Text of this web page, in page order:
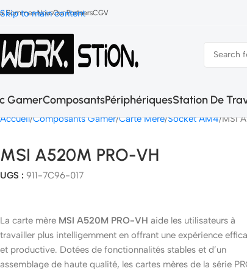
Skip to main content
Sommes NousOur PartnersCGV
GamerComposantsPériphériquesStation De
Accueil Composants Gamer Carte Mère Socket AM4 MSI
MSI A520M PRO-VH
UGS : 911-7C96-017
La carte mère MSI A520M PRO-VH aide les utilisateurs à
travailler plus intelligemment en offrant une expérience
et productive. Dotées de fonctionnalités stables et d’un
assemblage de haute qualité, les cartes mères de la série